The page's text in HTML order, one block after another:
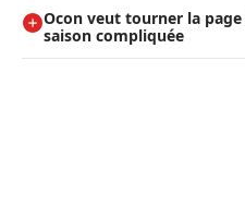
Ocon veut tourner la
saison compliquée